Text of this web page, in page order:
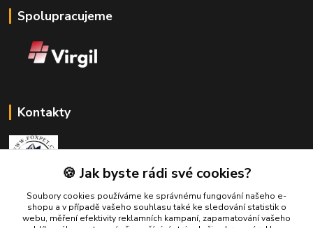
Spolupracujeme
Kontakty
Zákaznická podpora Fox Pet
+420731765216
🍪 Jak byste rádi své cookies?
Soubory cookies používáme ke správnému fungování našeho e-
shopu a v případě vašeho souhlasu také ke sledování statistik o
webu, měření efektivity reklamních kampaní, zapamatování vašeho